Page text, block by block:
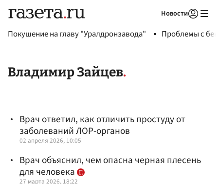
Новости
Покушение на главу "Уралдронзавода" Проблемы с
Владимир Зайцев
Врач ответил, как отличить простуду от
заболеваний ЛОР-органов
02 апреля 2026, 10:05
Врач объяснил, чем опасна черная плесень
для человека
27 марта 2026, 18:22